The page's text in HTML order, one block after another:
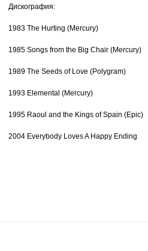
Дискография:
1983 The Hurting (Mercury)
1985 Songs from the Big Chair (Mercury)
1989 The Seeds of Love (Polygram)
1993 Elemental (Mercury)
1995 Raoul and the Kings of Spain (Epic)
2004 Everybody Loves A Happy Ending